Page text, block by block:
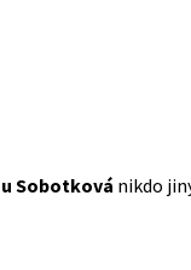
Sobotková nikdo